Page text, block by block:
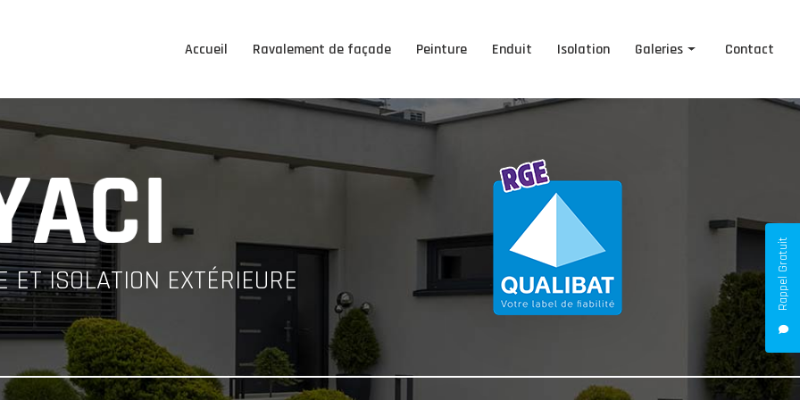
Rappel Gratuit
Accueil Ravalement de façade Peinture Enduit Isolation Galeries Contact
ISOLATION EXTÉRIEURE